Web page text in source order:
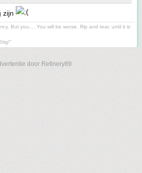
zijn
But you.... You will be worse. Rip and tear, until it is
door Refinery89